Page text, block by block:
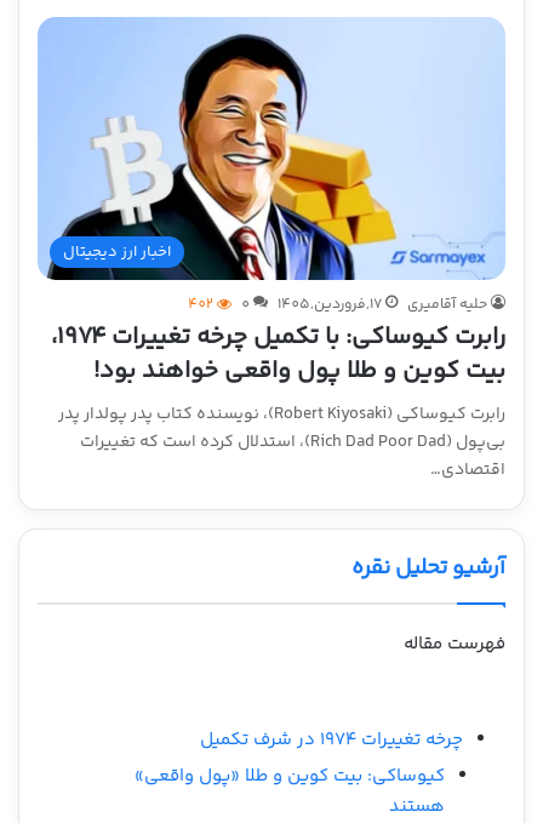
اخبار ارز دیجیتال
حلیه آقامیری 17,فروردین,1405 0
402
رابرت کیوساکی: با تکمیل چرخه تغییرات ۱۹۷۴،
بیت کوین و طلا پول واقعی خواهند بود!
رابرت کیوساکی (Robert Kiyosaki)، نویسنده کتاب پدر پولدار پدر
بی‌پول (Rich Dad Poor Dad)، استدلال کرده است که تغییرات
اقتصادی…
آرشیو تحلیل نقره
فهرست مقاله
چرخه تغییرات ۱۹۷۴ در شرف تکمیل
کیوساکی: بیت کوین و طلا «پول واقعی»
هستند